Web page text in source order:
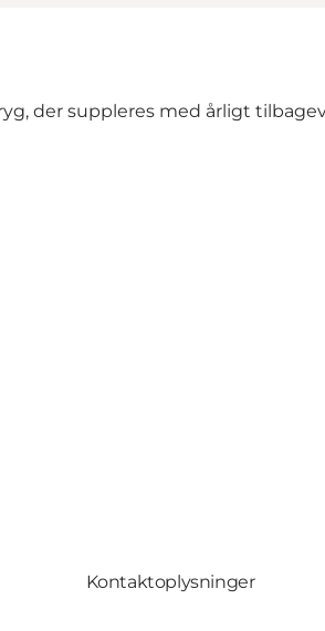
der suppleres med årligt
Kontaktoplysninger